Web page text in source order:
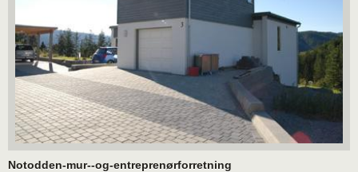
Notodden-mur--og-entreprenørforretning